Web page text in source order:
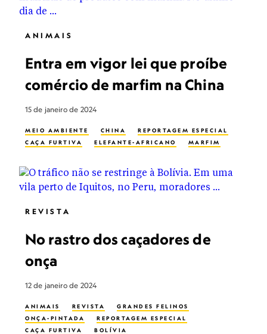
ANIMAIS
Entra em vigor lei que proíbe
comércio de marfim na China
15 de janeiro de 2024
MEIO AMBIENTE CHINA
REPORTAGEM ESPECIAL
CAÇA FURTIVA
ELEFANTE-AFRICANO MARFIM
REVISTA
No rastro dos caçadores de
onça
12 de janeiro de 2024
ANIMAIS REVISTA
GRANDES FELINOS
ONÇA-PINTADA
REPORTAGEM ESPECIAL
CAÇA FURTIVA
BOLÍVIA